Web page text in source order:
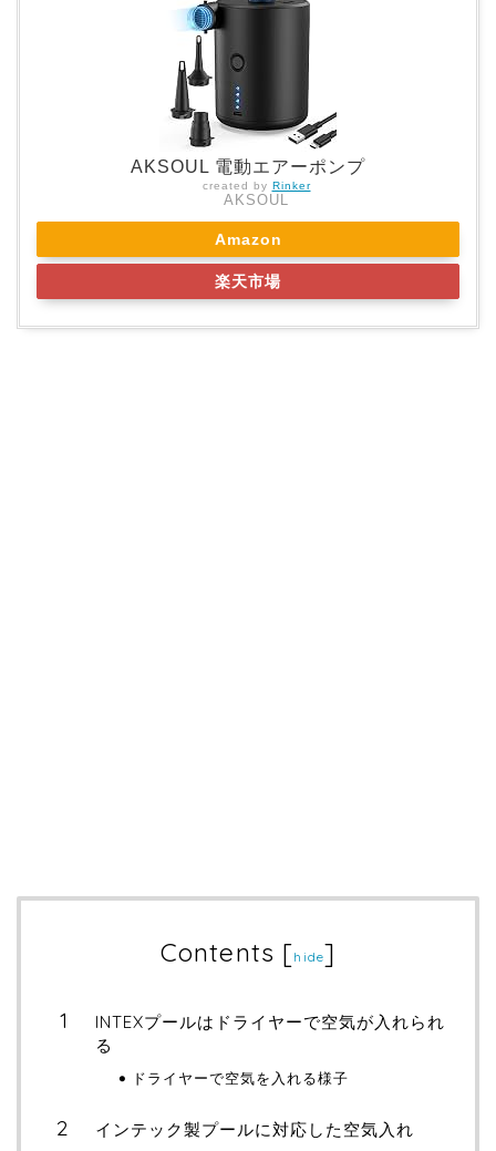
AKSOUL 電動エアーポンプ
created by Rinker
AKSOUL
Amazon
楽天市場
Contents [hide]
INTEXプールはドライヤーで空気が入れられ
る
ドライヤーで空気を入れる様子
インテック製プールに対応した空気入れ